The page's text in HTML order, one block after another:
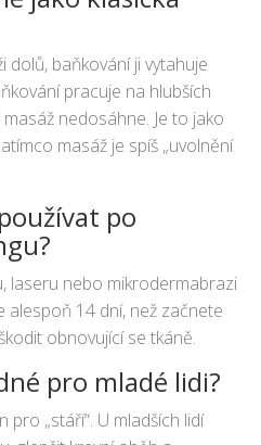
dolů, baňkování ji vytahuje
pracuje na hlubších
nedosáhne. Je to jako
masáž je spíš „uvolnění
po
laseru nebo mikrodermabrazi
alespoň 14 dní, než začnete
obnovující se tkáně.
pro mladé lidi?
„stáří“. U mladších lidí